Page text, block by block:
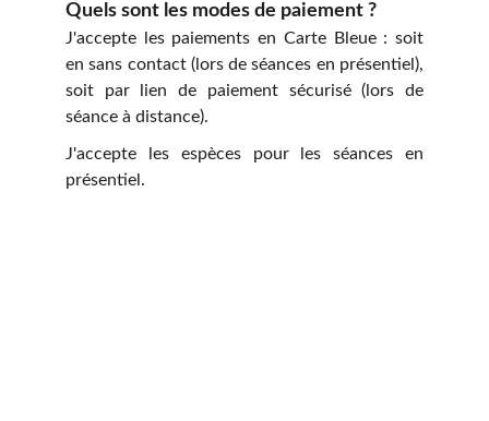
Quels sont les modes de paiement ?
J'accepte les paiements en Carte Bleue : soit
en sans contact (lors de séances en présentiel),
soit par lien de paiement sécurisé (lors de
séance à distance).
J'accepte les espèces pour les séances en
présentiel.